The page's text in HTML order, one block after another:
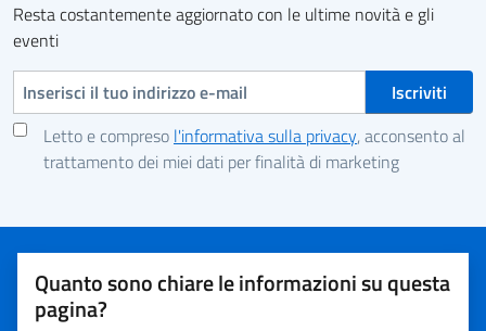
Resta costantemente aggiornato con le ultime novità e gli
eventi
Indirizzo e-mail
Letto e compreso l'informativa sulla privacy, acconsento al
trattamento dei miei dati per finalità di marketing
Quanto sono chiare le informazioni su questa
pagina?